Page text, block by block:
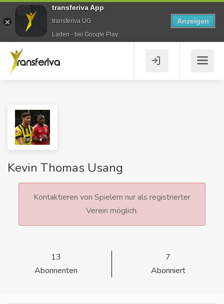
Kevin Thomas Usang
Kontaktieren von Spielern nur als registrierter
Verein möglich.
13
Abonnenten
7
Abonniert
transferiva App
transferiva UG
Laden - bei Google Play
Anzeigen